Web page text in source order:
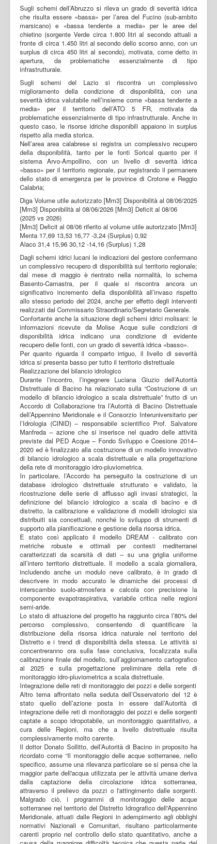
Sugli schemi dell’Abruzzo si rileva un grado di severità idrica
che risulta essere «bassa» per l’area del Fucino (sub-ambito
marsicano) e «bassa tendente a media» per le aree del
chietino (sorgente Verde circa 1.800 litri al secondo attuali a
fronte di circa 1.450 litri al secondo dello scorso anno, con un
surplus di circa 450 litri al secondo), motivata, come detto in
apertura, da problematiche essenzialmente di tipo
infrastrutturale.
Sugli schemi del Lazio si riscontra un complessivo
miglioramento della condizione di disponibilità, con una
severità idrica valutabile nell’insieme come «bassa tendente a
media» per il territorio dell’ATO 5 FR, motivata da
problematiche essenzialmente di tipo infrastrutturale. Anche in
questo caso, le risorse idriche disponibili appaiono in surplus
rispetto alla media storica.
Nell’area area calabrese si registra un complessivo recupero
della disponibilità, tanto per le fonti Sorical quanto per il
sistema Arvo-Ampollino, con un livello di severità idrica
«basso» per il territorio regionale, pur registrando il permanere
dello stato di emergenza per le province di Crotone e Reggio
Calabria;
Diga Volume utile autorizzato [Mm3] Disponibilità al 08/06/2025
[Mm3] Disponibilità al 08/06/2026 [Mm3] Deficit al 08/06
(2025 vs 2026)
[Mm3] Deficit al 08/06 riferito al volume utile autorizzato [Mm3]
Menta 17,69 13,53 16,77 -3,24 (Surplus) 0,92
Alaco 31,4 15,96 30,12 -14,16 (Surplus) 1,28
Dagli schemi idrici lucani le indicazioni del gestore confermano
un complessivo recupero di disponibilità sul territorio regionale;
dal mese di maggio è rientrato nella normalità, lo schema
Basento-Camastra, per il quale si riscontra ancora un
significativo incremento della disponibilità all’invaso rispetto
allo stesso periodo del 2024, anche per effetto degli interventi
realizzati dal Commissario Straordinario/Segretario Generale.
Confortante anche la situazione degli schemi idrici molisani: le
informazioni ricevute da Molise Acque sulle condizioni di
disponibilità idrica indicano una condizione di evidente
recupero delle fonti, con un grado di severità idrica «basso».
Per quanto riguarda il comparto irriguo, il livello di severità
idrica si presenta basso per tutto il territorio distrettuale
Realizzazione del bilancio idrologico
Durante l’incontro, l’ingegnere Luciana Giuzio dell’Autorità
Distrettuale di Bacino ha relazionato sulla “Costruzione di un
modello di bilancio idrologico a scala distrettuale” frutto di un
Accordo di Collaborazione tra l’Autorità di Bacino Distrettuale
dell’Appennino Meridionale e il Consorzio Interuniversitario per
l’Idrologia (CINID) – responsabile scientifico Prof. Salvatore
Manfreda – azione che si inserisce nel quadro delle attività
previste dal PED Acque – Fondo Sviluppo e Coesione 2014–
2020 ed è finalizzato alla costruzione di un modello innovativo
di bilancio idrologico a scala distrettuale e alla progettazione
della rete di monitoraggio idro-pluviometrica.
In particolare, l’Accordo ha perseguito la costruzione di un
database idrologico distrettuale strutturato e validato, la
ricostruzione delle serie di afflusso agli invasi strategici, la
definizione del bilancio idrologico a scala di bacino e di
distretto, la calibrazione e validazione di modelli idrologici sia
distribuiti sia concettuali, nonché lo sviluppo di strumenti di
supporto alla pianificazione e gestione della risorsa idrica.
È stato così applicato il modello DREAM - calibrato con
metriche robuste e ottimali per contesti mediterranei
caratterizzati da scarsità di dati – su una griglia uniforme
all’intero territorio distrettuale. Il modello a scala giornaliera,
includendo anche un modulo neve calibrato, è in grado di
descrivere in modo accurato le dinamiche dei processi di
interscambio suolo-atmosfera e calcola con precisione la
componente evapotraspirativa, variabile critica nelle regioni
semi-aride.
Lo stato di attuazione del progetto ha raggiunto circa l’80% del
percorso complessivo, consentendo di quantificare la
distribuzione della risorsa idrica naturale nel territorio del
Distretto e i trend di disponibilità della stessa. Le attività si
concentreranno ora sulla fase conclusiva, focalizzata sulla
calibrazione finale del modello, sull’aggiornamento cartografico
al 2025 e sulla progettazione preliminare della rete di
monitoraggio idro-pluviometrica a scala distrettuale.
Integrazione delle reti di monitoraggio dei pozzi e delle sorgenti
Altro tema affrontato nella seduta dell’Osservatorio del 12 è
stato quello dell’azione posta in essere dall’Autorità di
integrazione delle reti di monitoraggio dei pozzi e delle sorgenti
captate a scopo idropotabile, un monitoraggio quantitativo, a
cura delle Regioni, ma che a livello distrettuale risulta
complessivamente molto carente.
Il dottor Donato Sollitto, dell’Autorità di Bacino in proposito ha
ricordato come “Il monitoraggio delle acque sotterranee, nello
specifico, assume una rilevanza particolare se si pensa che la
maggior parte dell'acqua utilizzata per le attività umane deriva
dalla captazione della circolazione idrica sotterranea,
attraverso il prelievo da pozzi o l'attingimento dalle sorgenti.
Malgrado ciò, i programmi di monitoraggio delle acque
sotterranee nel territorio del Distretto Idrografico dell'Appennino
Meridionale, attuati dalle Regioni in adempimento agli obblighi
normativi Nazionali e Comunitari, risultano particolarmente
carenti proprio nel controllo dello stato quantitativo, anche a